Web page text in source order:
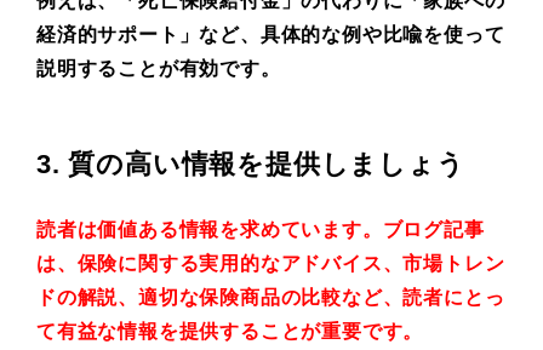
経済的サポート」など、具体的な例や比喩を使って
説明することが有効です。
3. 質の高い情報を提供しましょう
読者は価値ある情報を求めています。ブログ記事
は、保険に関する実用的なアドバイス、市場トレン
ドの解説、適切な保険商品の比較など、読者にとっ
て有益な情報を提供することが重要です。